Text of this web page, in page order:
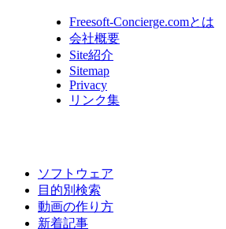
Freesoft-Concierge.comとは
会社概要
Site紹介
Sitemap
Privacy
リンク集
ソフトウェア
目的別検索
動画の作り方
新着記事